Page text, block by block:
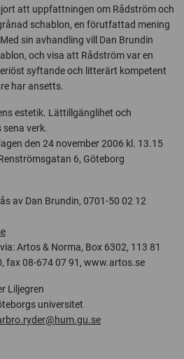
att uppfattningen om Rådström och
schablon, en förutfattad mening
sin avhandling vill Dan Brundin
och visa att Rådström var en
syftande och litterärt kompetent
har ansetts.
estetik. Lättillgänglihet och
verk.
den 24 november 2006 kl. 13.15
6, Göteborg
av Dan Brundin, 0701-50 02 12
Artos & Norma, Box 6302, 113 81
fax 08-674 07 91, www.artos.se
Liljegren
universitet